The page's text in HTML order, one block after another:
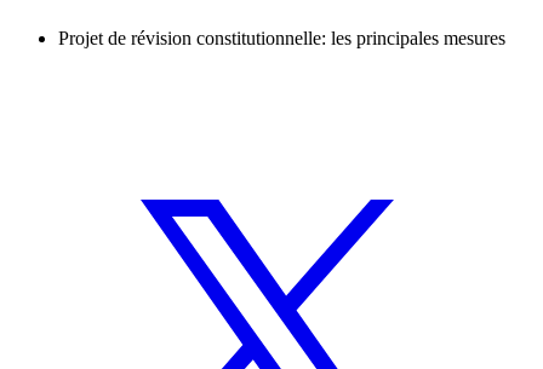
Projet de révision constitutionnelle: les principales mesures